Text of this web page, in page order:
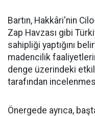
Bartın, Hakkâri'nin
Zap Havzası gibi
sahipliği yaptığını
madencilik
denge üzerindeki
tarafından
Önergede ayrıca,